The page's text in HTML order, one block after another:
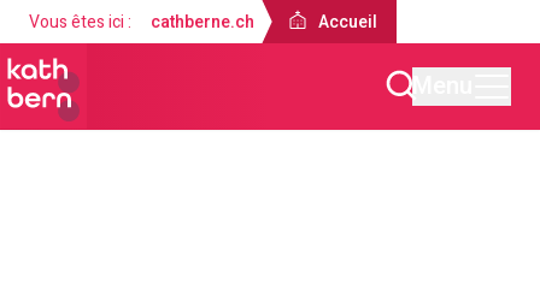
Vous êtes ici : cathberne.ch Accueil